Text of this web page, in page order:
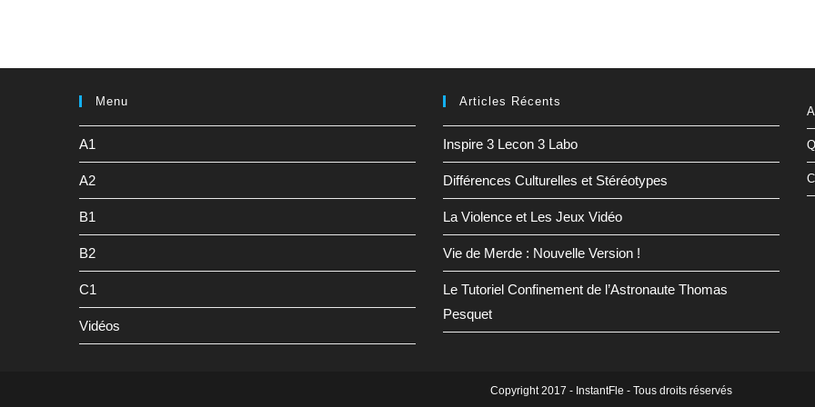
Menu
A1
A2
B1
B2
C1
Vidéos
Articles Récents
Inspire 3 Lecon 3 Labo
Différences Culturelles et Stéréotypes
La Violence et Les Jeux Vidéo
Vie de Merde : Nouvelle Version !
Le Tutoriel Confinement de l’Astronaute Thomas
Pesquet
Copyright 2017 - InstantFle - Tous droits réservés